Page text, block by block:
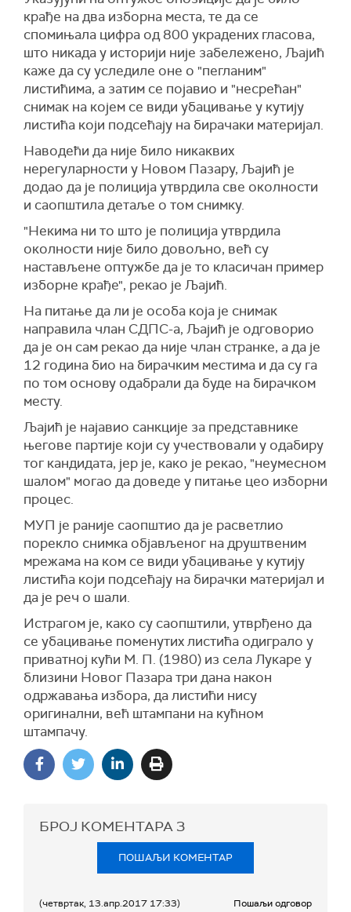
крађе на два изборна места, те да се
спомињала цифра од 800 украдених гласова,
што никада у историји није забележено, Љајић
каже да су уследиле оне о "пегланим"
листићима, а затим се појавио и "несрећан"
снимак на којем се види убацивање у кутију
листића који подсећају на бирачаки материјал.
Наводећи да није било никаквих
нерегуларности у Новом Пазару, Љајић је
додао да је полиција утврдила све околности
и саопштила детаље о том снимку.
"Некима ни то што је полиција утврдила
околности није било довољно, већ су
настављене оптужбе да је то класичан пример
изборне крађе", рекао је Љајић.
На питање да ли је особа која је снимак
направила члан СДПС-а, Љајић је одговорио
да је он сам рекао да није члан странке, а да је
12 година био на бирачким местима и да су га
по том основу одабрали да буде на бирачком
месту.
Љајић је најавио санкције за представнике
његове партије који су учествовали у одабиру
тог кандидата, јер је, како је рекао, "неумесном
шалом" могао да доведе у питање цео изборни
процес.
МУП је раније саопштио да је расветлио
порекло снимка објављеног на друштвеним
мрежама на ком се види убацивање у кутију
листића који подсећају на бирачки материјал и
да је реч о шали.
Истрагом је, како су саопштили, утврђено да
се убацивање поменутих листића одиграло у
приватној кући М. П. (1980) из села Лукаре у
близини Новог Пазара три дана након
одржавања избора, да листићи нису
оригинални, већ штампани на кућном
штампачу.
БРОЈ КОМЕНТАРА 3
ПОШАЉИ КОМЕНТАР
(четвртак, 13.апр.2017 17:33)
Пошаљи одговор